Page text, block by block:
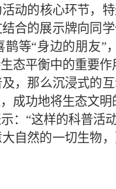
动的核心环节，
结合的展示牌向同
鹊等“身边的朋友”
态平衡中的重要作
，那么沉浸式的
成功地将生态文
： “这样的科普活
自然的一切生物